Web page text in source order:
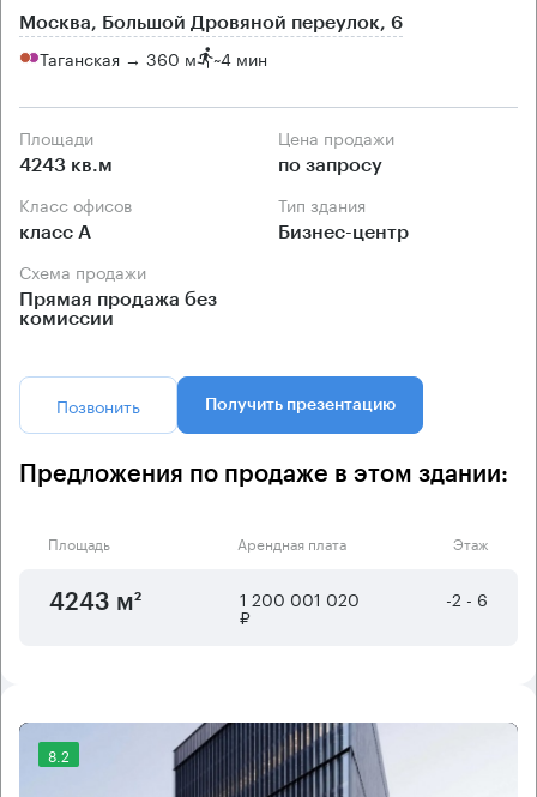
Москва, Большой Дровяной переулок, 6
Таганская → 360 м ~4 мин
Площади
4243 кв.м
Цена продажи
по запросу
Класс офисов
класс А
Тип здания
Бизнес-центр
Схема продажи
Прямая продажа без
комиссии
Позвонить Получить презентацию
Предложения по продаже в этом здании:
Площадь Арендная плата Этаж
4243 м² 1 200 001 020
₽
-2 - 6
8.2